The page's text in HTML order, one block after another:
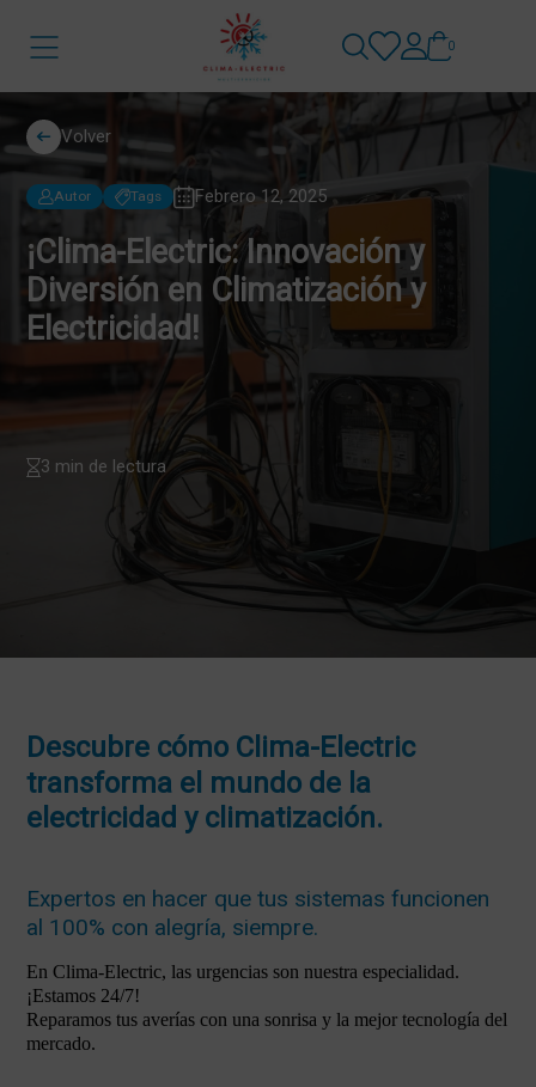
0
Volver
Autor Tags Febrero 12, 2025
¡Clima-Electric: Innovación y
Diversión en Climatización y
Electricidad!
3 min de lectura
Descubre cómo Clima-Electric
transforma el mundo de la
electricidad y climatización.
Expertos en hacer que tus sistemas funcionen
al 100% con alegría, siempre.
En Clima-Electric, las urgencias son nuestra especialidad.
¡Estamos 24/7!
Reparamos tus averías con una sonrisa y la mejor tecnología del
mercado.